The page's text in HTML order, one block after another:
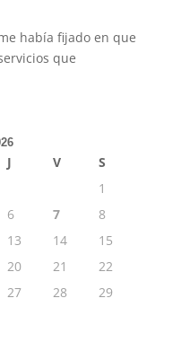
había fijado en que
que
J V
S
1
6 7
8
13 14
15
20 21
22
27 28
29